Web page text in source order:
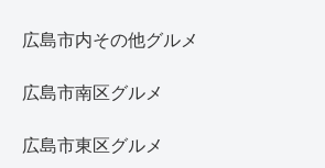
広島市内その他グルメ
広島市南区グルメ
広島市東区グルメ